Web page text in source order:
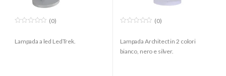
u
(0)
Lampada a led LedTrek.
u
o
(0)
Lampada Architect in 2 colori
bianco, nero e silver.